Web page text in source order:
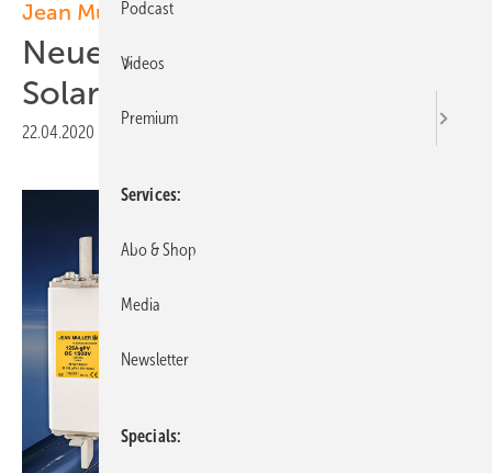
Jean Müller
Neue Sicherungen für
Solarsysteme
22.04.2020
Podcast
Videos
Premium
Services
Abo & Shop
Media
Newsletter
Specials